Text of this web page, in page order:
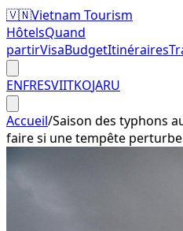
🇻🇳Vietnam Tourism
HôtelsQuand
partirVisaBudgetItinéraires
ENFRESVIITKOJARU
Accueil/Saison des typhons
faire si une tempête